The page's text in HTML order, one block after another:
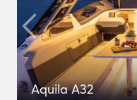
Aquila A32